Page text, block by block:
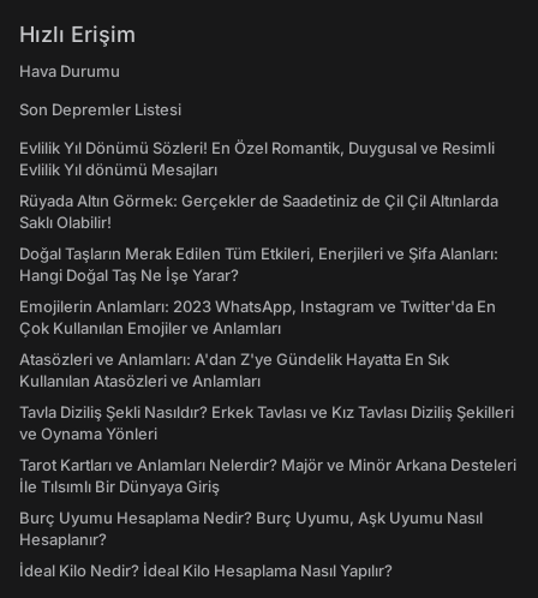
Hızlı Erişim
Hava Durumu
Son Depremler Listesi
Evlilik Yıl Dönümü Sözleri! En Özel Romantik, Duygusal ve Resimli
Evlilik Yıl dönümü Mesajları
Rüyada Altın Görmek: Gerçekler de Saadetiniz de Çil Çil Altınlarda
Saklı Olabilir!
Doğal Taşların Merak Edilen Tüm Etkileri, Enerjileri ve Şifa Alanları:
Hangi Doğal Taş Ne İşe Yarar?
Emojilerin Anlamları: 2023 WhatsApp, Instagram ve Twitter'da En
Çok Kullanılan Emojiler ve Anlamları
Atasözleri ve Anlamları: A'dan Z'ye Gündelik Hayatta En Sık
Kullanılan Atasözleri ve Anlamları
Tavla Diziliş Şekli Nasıldır? Erkek Tavlası ve Kız Tavlası Diziliş Şekilleri
ve Oynama Yönleri
Tarot Kartları ve Anlamları Nelerdir? Majör ve Minör Arkana Desteleri
İle Tılsımlı Bir Dünyaya Giriş
Burç Uyumu Hesaplama Nedir? Burç Uyumu, Aşk Uyumu Nasıl
Hesaplanır?
İdeal Kilo Nedir? İdeal Kilo Hesaplama Nasıl Yapılır?